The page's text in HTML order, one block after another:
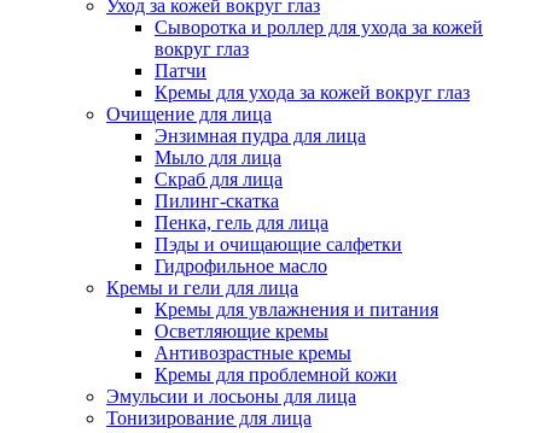
Уход за кожей вокруг глаз
Сыворотка и роллер для ухода за кожей
вокруг глаз
Патчи
Кремы для ухода за кожей вокруг глаз
Очищение для лица
Энзимная пудра для лица
Мыло для лица
Скраб для лица
Пилинг-скатка
Пенка, гель для лица
Пэды и очищающие салфетки
Гидрофильное масло
Кремы и гели для лица
Кремы для увлажнения и питания
Осветляющие кремы
Антивозрастные кремы
Кремы для проблемной кожи
Эмульсии и лосьоны для лица
Тонизирование для лица